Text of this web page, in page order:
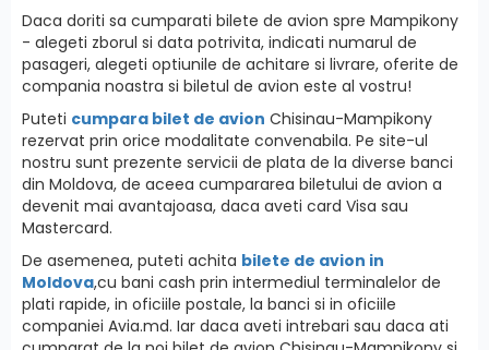
Daca doriti sa cumparati bilete de avion spre Mampikony
- alegeti zborul si data potrivita, indicati numarul de
pasageri, alegeti optiunile de achitare si livrare, oferite de
compania noastra si biletul de avion este al vostru!
Puteti cumpara bilet de avion Chisinau-Mampikony
rezervat prin orice modalitate convenabila. Pe site-ul
nostru sunt prezente servicii de plata de la diverse banci
din Moldova, de aceea cumpararea biletului de avion a
devenit mai avantajoasa, daca aveti card Visa sau
Mastercard.
De asemenea, puteti achita bilete de avion in
Moldova,cu bani cash prin intermediul terminalelor de
plati rapide, in oficiile postale, la banci si in oficiile
companiei Avia.md. Iar daca aveti intrebari sau daca ati